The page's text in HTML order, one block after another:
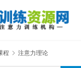
程 注意力理论